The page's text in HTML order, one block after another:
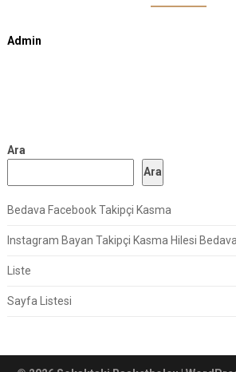
Admin
Ara
Ara
Bedava Facebook Takipçi Kasma
Instagram Bayan Takipçi Kasma Hilesi Bedava
Liste
Sayfa Listesi